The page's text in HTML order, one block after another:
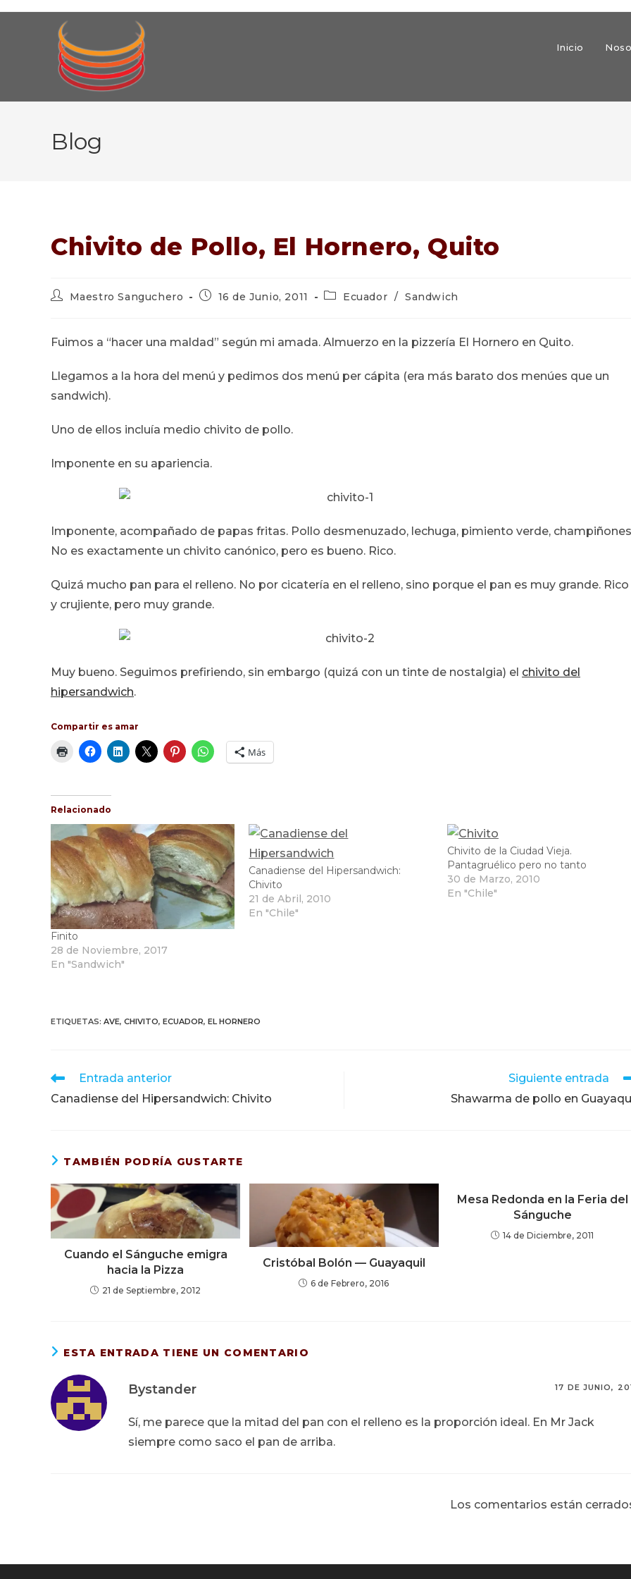
Inicio
Blog
Chivito de Pollo, El Hornero, Quito
Autor
entrada:
Maestro Sanguchero
Publicación
entrada:
16 de Junio, 2011
Categoría
entrada:
Ecuador / Sandwich
Fuimos a “hacer una maldad” según mi amada. Almuerzo en la pizzería El Hornero en Quito.
Llegamos a la hora del menú y pedimos dos menú per cápita (era más barato dos menúes que un
sandwich).
Uno de ellos incluía medio chivito de pollo.
Imponente en su apariencia.
Imponente, acompañado de papas fritas. Pollo desmenuzado, lechuga, pimiento verde,
No es exactamente un chivito canónico, pero es bueno. Rico.
Quizá mucho pan para el relleno. No por cicatería en el relleno, sino porque el pan es muy grande. Rico
y crujiente, pero muy grande.
Muy bueno. Seguimos prefiriendo, sin embargo (quizá con un tinte de nostalgia) el chivito del
hipersandwich.
Compartir es amar
Más
Relacionado
Finito
28 de Noviembre, 2017
En "Sandwich"
Canadiense del Hipersandwich:
Chivito
21 de Abril, 2010
En "Chile"
Chivito de la Ciudad Vieja.
Pantagruélico pero no tanto
30 de Marzo, 2010
En "Chile"
ETIQUETAS: AVE, CHIVITO, ECUADOR, EL HORNERO
Leer
artículos
Entrada anterior
Canadiense del Hipersandwich: Chivito
Siguiente entrada
Shawarma de pollo en
TAMBIÉN PODRÍA GUSTARTE
Cuando el Sánguche emigra
hacia la Pizza
21 de Septiembre, 2012
Cristóbal Bolón — Guayaquil
6 de Febrero, 2016
Mesa Redonda en la Feria del
Sánguche
14 de Diciembre, 2011
ESTA ENTRADA TIENE UN COMENTARIO
Bystander 17 DE JUNIO,
Sí, me parece que la mitad del pan con el relleno es la proporción ideal. En Mr Jack
siempre como saco el pan de arriba.
Los comentarios están